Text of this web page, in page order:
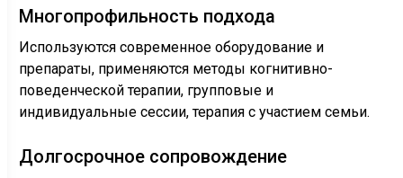
Многопрофильность подхода
Используются современное оборудование и
препараты, применяются методы когнитивно-
поведенческой терапии, групповые и
индивидуальные сессии, терапия с участием семьи.
Долгосрочное сопровождение